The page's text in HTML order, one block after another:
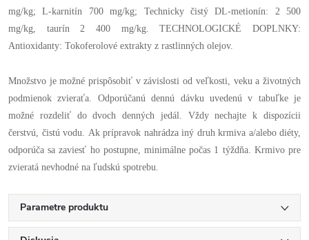
mg/kg; L-karnitín 700 mg/kg; Technicky čistý DL-metionín: 2 500
mg/kg, taurín 2 400 mg/kg. TECHNOLOGICKÉ DOPLNKY:
Antioxidanty: Tokoferolové extrakty z rastlinných olejov.
Množstvo je možné prispôsobiť v závislosti od veľkosti, veku a životných
podmienok zvieraťa. Odporúčanú dennú dávku uvedenú v tabuľke je
možné rozdeliť do dvoch denných jedál. Vždy nechajte k dispozícii
čerstvú, čistú vodu. Ak prípravok nahrádza iný druh krmiva a/alebo diéty,
odporúča sa zaviesť ho postupne, minimálne počas 1 týždňa. Krmivo pre
zvieratá nevhodné na ľudskú spotrebu.
Parametre produktu